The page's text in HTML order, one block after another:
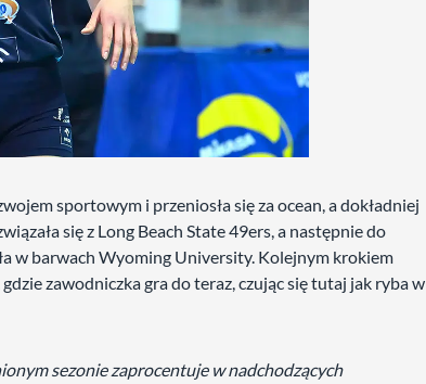
sportowym i przeniosła się za ocean, a dokładniej
się z Long Beach State 49ers, a następnie do
w barwach Wyoming University. Kolejnym krokiem
zawodniczka gra do teraz, czując się tutaj jak ryba w
sezonie zaprocentuje w nadchodzących